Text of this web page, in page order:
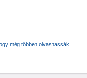
még többen olvashassák!